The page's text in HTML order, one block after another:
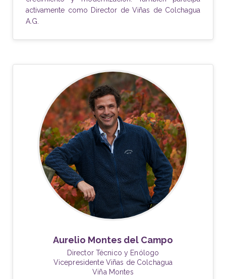
activamente como Director de Viñas de Colchagua
A.G.
Aurelio Montes del Campo
Director Técnico y Enólogo
Vicepresidente Viñas de Colchagua
Viña Montes